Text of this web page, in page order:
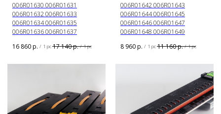
006R01630 006R01631
006R01632 006R01633
006R01634 006R01635
006R01636 006R01637
16 860р. / 1 pc 17 140р. / 1 pc
006R01642 006R01643
006R01644 006R01645
006R01646 006R01647
006R01648 006R01649
8 960р. / 1 pc 11 160р. / 1 pc